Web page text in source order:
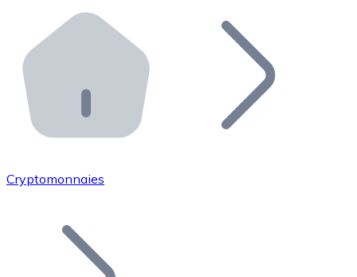
Distributeurs automatiques Bitnovo
Intégrez un ATM Bitnovo dans votre entreprise et
API Bitnovo
Intégrez notre API dans votre écosystème.
Rejoignez notre réseau de distributeurs et
Ajoutez le token de votre projet à notre service
Cryptomonnaies